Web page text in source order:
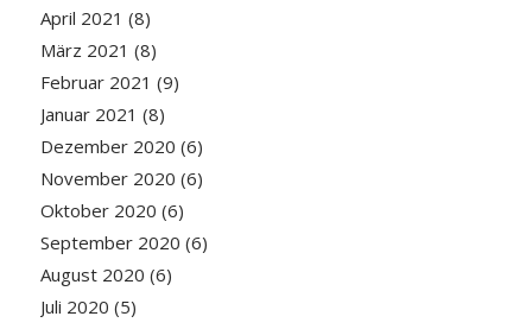
April 2021 (8)
März 2021 (8)
Februar 2021 (9)
Januar 2021 (8)
Dezember 2020 (6)
November 2020 (6)
Oktober 2020 (6)
September 2020 (6)
August 2020 (6)
Juli 2020 (5)